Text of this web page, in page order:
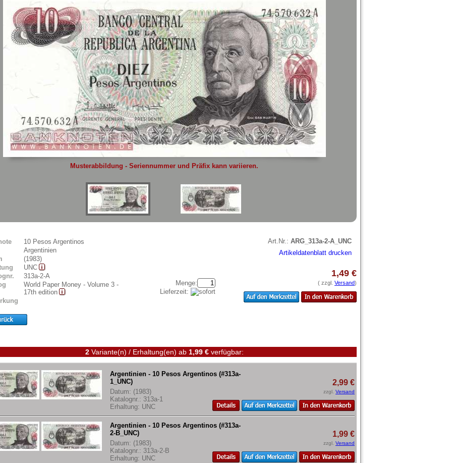
Musterabbildung - Seriennummer und Präfix kann variieren.
10 Pesos Argentinos
Argentinien
(1983)
UNC
313a-2-A
World Paper Money - Volume 3 -
17th edition
Art.Nr.: ARG_313a-2-A_UNC
Artikeldatenblatt drucken
Menge:
Lieferzeit:
1,49 €
( zzgl. Versand)
2Variante(n) / Erhaltung(en) ab 1,99 €verfügbar:
Argentinien - 10 Pesos Argentinos (#313a-
1_UNC)
Datum: (1983)
Katalognr.: 313a-1
Erhaltung: UNC
2,99 €
zzgl. Versand
Argentinien - 10 Pesos Argentinos (#313a-
2-B_UNC)
Datum: (1983)
Katalognr.: 313a-2-B
Erhaltung: UNC
1,99 €
zzgl. Versand